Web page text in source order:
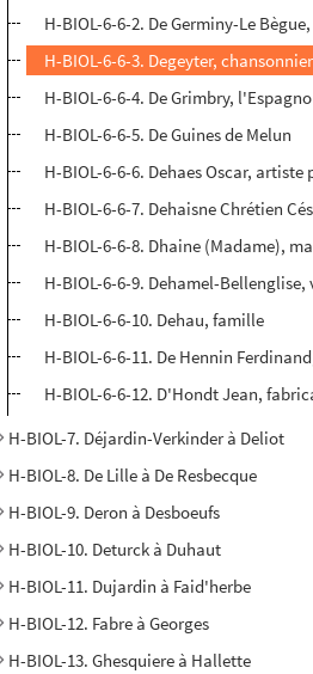
H-BIOL-6-6-2. De Germiny-Le
H-BIOL-6-6-3. Degeyter, chansonnier
H-BIOL-6-6-4. De Grimbry,
H-BIOL-6-6-5. De Guines de Melun
H-BIOL-6-6-6. Dehaes Oscar, artiste
H-BIOL-6-6-7. Dehaisne Chrétien
H-BIOL-6-6-8. Dhaine (Madame),
H-BIOL-6-6-9. Dehamel-
H-BIOL-6-6-10. Dehau, famille
H-BIOL-6-6-11. De Hennin
H-BIOL-6-6-12. D'Hondt Jean,
H-BIOL-7. Déjardin-Verkinder à Deliot
H-BIOL-8. De Lille à De Resbecque
H-BIOL-9. Deron à Desboeufs
H-BIOL-10. Deturck à Duhaut
H-BIOL-11. Dujardin à Faid'herbe
H-BIOL-12. Fabre à Georges
H-BIOL-13. Ghesquiere à Hallette